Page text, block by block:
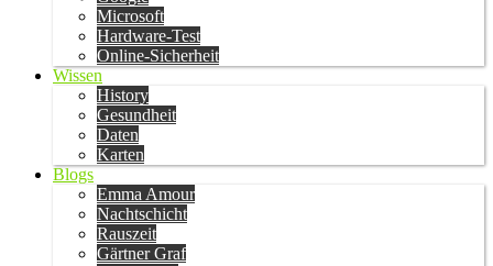
Microsoft
Hardware-Test
Online-Sicherheit
Wissen
History
Gesundheit
Daten
Karten
Blogs
Emma Amour
Nachtschicht
Rauszeit
Gärtner Graf